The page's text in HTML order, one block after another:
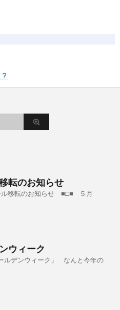
転のお知らせ
移転のお知らせ ■□■ ５月
ウィーク
ルデンウィーク」 なんと今年の